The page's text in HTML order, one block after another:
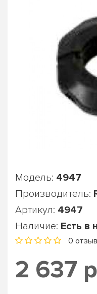
Модель: 4947
Производитель:
Артикул: 4947
Наличие: Есть в
0
2 637